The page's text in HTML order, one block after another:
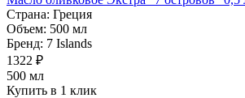
Страна: Греция
Объем: 500 мл
Бренд: 7 Islands
1322 ₽
500 мл
Купить в 1 клик